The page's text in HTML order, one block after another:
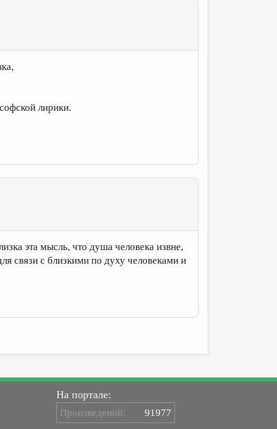
лирики.
эта мысль, что душа человека извне,
связи с близкими по духу человеками и
На портале:
Произведений: 91977